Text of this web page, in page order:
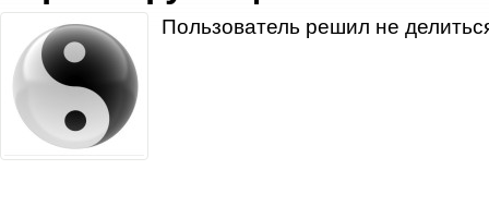
Пользователь решил не